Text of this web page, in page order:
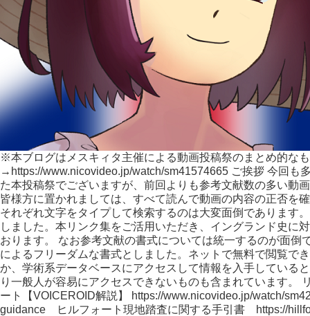
※本ブログはメスキィタ主催による動画投稿祭のまとめ的な
→https://www.nicovideo.jp/watch/sm41574665 ご挨拶 今回も
た本投稿祭でございますが、前回よりも参考文献数の多い動
皆様方に置かれましては、すべて読んで動画の内容の正否を
それぞれ文字をタイプして検索するのは大変面倒であります
しました。本リンク集をご活用いただき、イングランド史に
おります。 なお参考文献の書式については統一するのが面倒
によるフリーダムな書式としました。ネットで無料で閲覧で
か、学術系データベースにアクセスして情報を入手している
り一般人が容易にアクセスできないものも含まれています
ート【VOICEROID解説】 https://www.nicovideo.jp/watch/
guidance ヒルフォート現地踏査に関する手引書 https://